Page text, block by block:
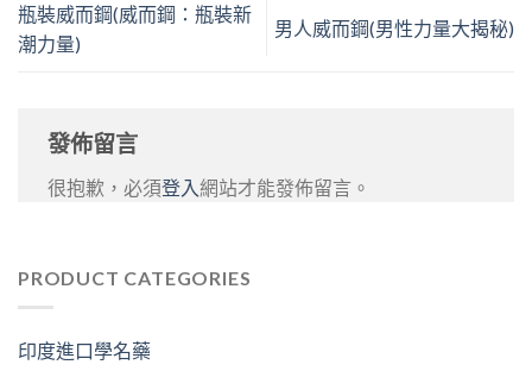
瓶裝威而鋼(威而鋼：瓶裝新
潮力量)
男人威而鋼(男性力量大揭秘)
發佈留言
很抱歉，必須登入網站才能發佈留言。
PRODUCT CATEGORIES
印度進口學名藥